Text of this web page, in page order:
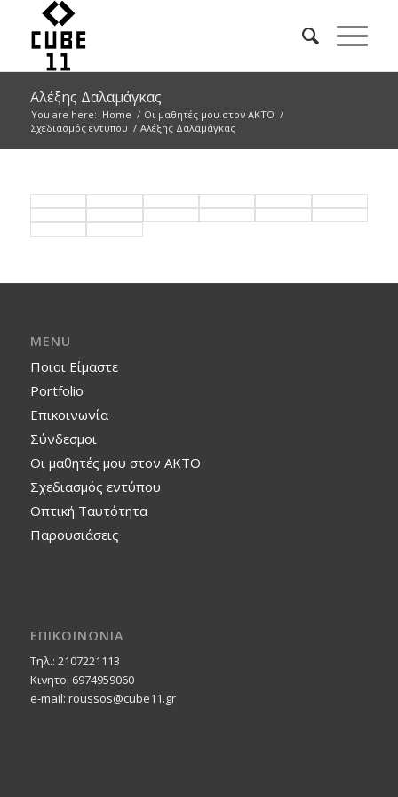
Αλέξης Δαλαμάγκας
You are here: Home / Οι μαθητές μου στον ΑΚΤΟ /
Σχεδιασμός εντύπου / Αλέξης Δαλαμάγκας
MENU
Ποιοι Είμαστε
Portfolio
Επικοινωνία
Σύνδεσμοι
Οι μαθητές μου στον ΑΚΤΟ
Σχεδιασμός εντύπου
Οπτική Ταυτότητα
Παρουσιάσεις
ΕΠΙΚΟΙΝΩΝΙΑ
Τηλ.: 2107221113
Κινητο: 6974959060
e-mail: roussos@cube11.gr